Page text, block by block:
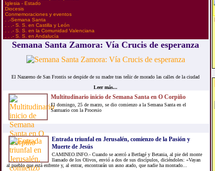
·Iglesia - Estado
·Diocesis
·Conmemoraciones y eventos
· . .-Semana Santa
· . . .- S. S. en Castilla y León
· . . .- S. S. en la Comunidad Valenciana
· . . .- S. S. en Andalucía
Semana Santa Zamora: Vía Crucis de esperanza
El Nazareno de San Frontis se despide de su madre tras teñir de morado las calles de la ciudad
Leer más...
Multitudinario inicio de Semana Santa en O Corpiño
El domingo, 25 de marzo, se dio comienzo a la Semana Santa en el
Santuario con la Procesio
Entrada triunfal en Jerusalén, comienzo de la Pasión y
Muerte de Jesús
CAMINEO.INFO.- Cuando se acercó a Betfagé y Betania, al pie del monte
llamado de los Olivos, envió a dos de sus discípulos, diciéndoles: «Vayan
al pueblo que está enfrente y, al entrar, encontrarán un asno atado, que nadie ha montado...